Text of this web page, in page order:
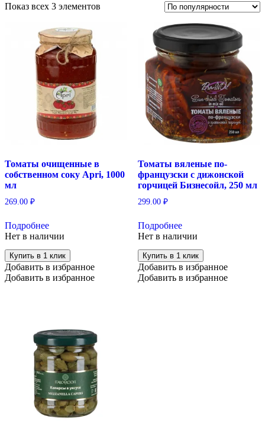
Показ всех 3 элементов
Томаты очищенные в
собственном соку Apri, 1000
мл
269.00 ₽
Подробнее
Нет в наличии
Купить в 1 клик
Добавить в избранное
Добавить в избранное
Томаты вяленые по-
французски с дижонской
горчицей Бизнесойл, 250 мл
299.00 ₽
Подробнее
Нет в наличии
Купить в 1 клик
Добавить в избранное
Добавить в избранное